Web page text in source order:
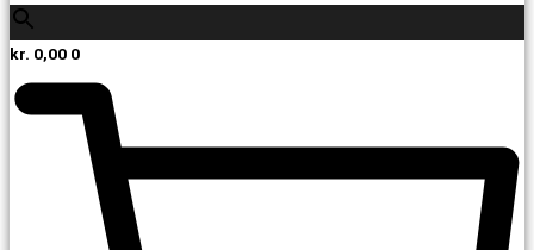
kr. 0,00 0